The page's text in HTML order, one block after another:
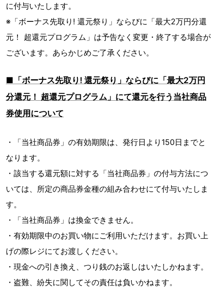
に付与いたします。
※「ボーナス先取り! 還元祭り」ならびに「最大2万円分還
元！ 超還元プログラム」は予告なく変更・終了する場合が
ございます。あらかじめご了承ください。
■「ボーナス先取り! 還元祭り」ならびに「最大2万円
分還元！ 超還元プログラム」にて還元を行う当社商品
券使用について
・「当社商品券」の有効期限は、発行日より150日までと
なります。
・該当する還元額に対する「当社商品券」の付与方法につ
いては、所定の商品券金種の組み合わせにて付与いたしま
す。
・「当社商品券」は換金できません。
・有効期限中のお買い物にご利用いただけます。お買い上
げの際レジにてお渡しください。
・現金への引き換え、つり銭のお返しはいたしかねます。
・盗難、紛失に関してその責任は負いかねます。